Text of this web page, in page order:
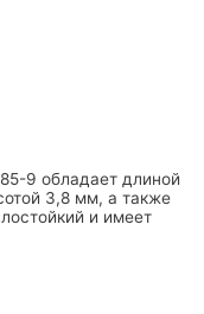
9 обладает длиной
3,8 мм, а также
и имеет